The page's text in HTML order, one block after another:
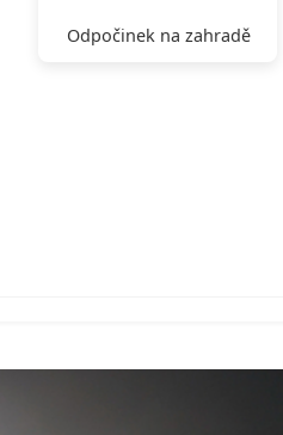
Odpočinek na zahradě